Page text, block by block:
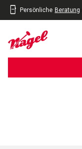
Persönliche Beratung